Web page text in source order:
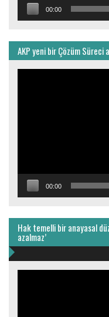
00:00
AKP yeni bir Çözüm Süreci
00:00
Hak temelli bir anayasal
azalmaz’